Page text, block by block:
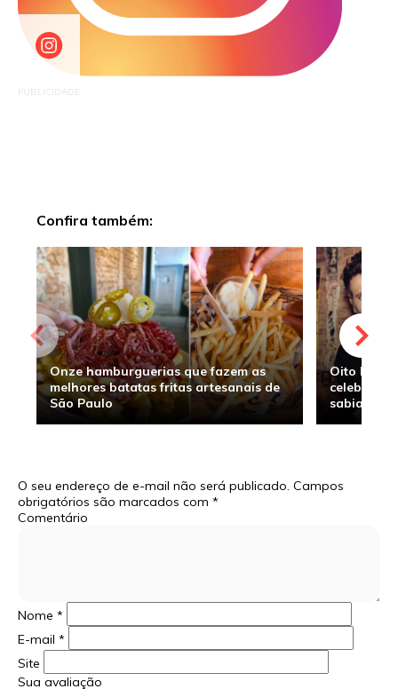
PUBLICIDADE
Confira também:
Onze hamburguerias que fazem as
melhores batatas fritas artesanais de
São Paulo
Oito
sabia
O seu endereço de e-mail não será publicado. Campos
obrigatórios são marcados com *
Comentário
Nome *
E-mail *
Site
Sua avaliação